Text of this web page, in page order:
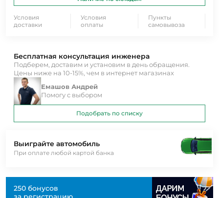
Условия
доставки
Условия
оплаты
Пункты
самовывоза
Выиграйте автомобиль
При оплате любой картой банка
250 бонусов
Бесплатная консультация инженера
Подберем, доставим и установим в день обращения.
Цены ниже на 10-15%, чем в интернет магазинах
Емашов Андрей
Помогу с выбором
Подобрать по списку